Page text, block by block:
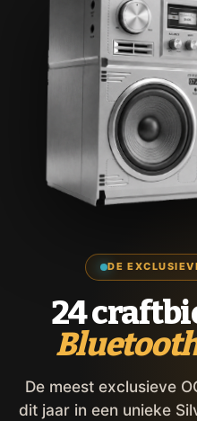
DE
24
De meest exclusieve
dit jaar in een unieke